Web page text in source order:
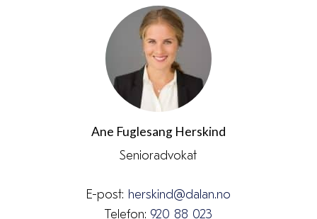
Ane Fuglesang Herskind
Senioradvokat
E-post: herskind@dalan.no
Telefon:920 88 023